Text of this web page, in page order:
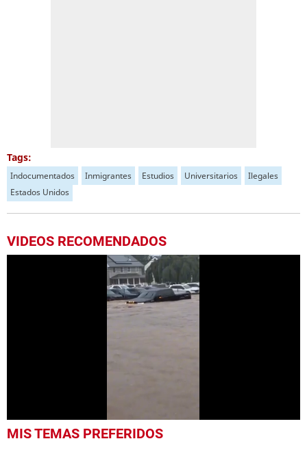
Tags:
Indocumentados Inmigrantes Estudios Universitarios
Ilegales
Estados Unidos
VIDEOS RECOMENDADOS
seconds
MIS TEMAS PREFERIDOS